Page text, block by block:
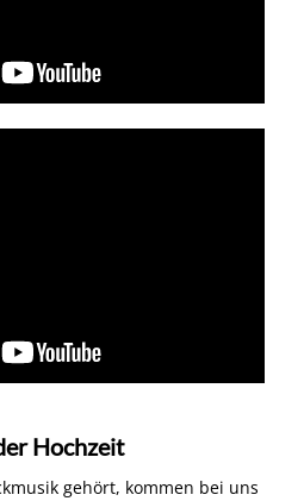
Hochzeit
gehört, kommen bei uns